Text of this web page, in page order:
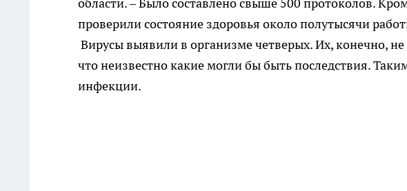
области. – Было составлено свыше 500 протоколов.
проверили состояние здоровья около полутысячи
Вирусы выявили в организме четверых. Их, конечно,
что неизвестно какие могли бы быть последствия.
инфекции.